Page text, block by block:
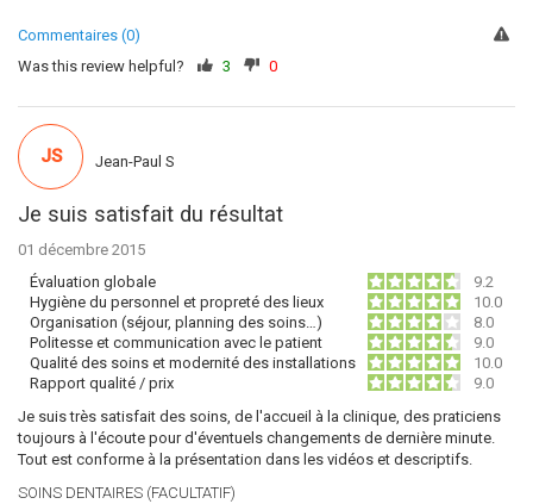
Commentaires (0)
Was this review helpful?
3 0
Je suis satisfait du résultat
01 décembre 2015
Évaluation globale
9.2
Hygiène du personnel et propreté des lieux
10.0
Organisation (séjour, planning des soins…)
8.0
Politesse et communication avec le patient
9.0
Qualité des soins et modernité des installations
10.0
Rapport qualité / prix
9.0
Je suis très satisfait des soins, de l'accueil à la clinique, des praticiens
toujours à l'écoute pour d'éventuels changements de dernière minute.
Tout est conforme à la présentation dans les vidéos et descriptifs.
SOINS DENTAIRES (FACULTATIF)
JS Jean-Paul S